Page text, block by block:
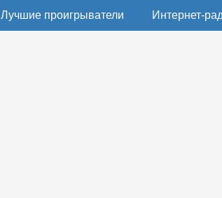
Лучшие проигрыватели Интернет-